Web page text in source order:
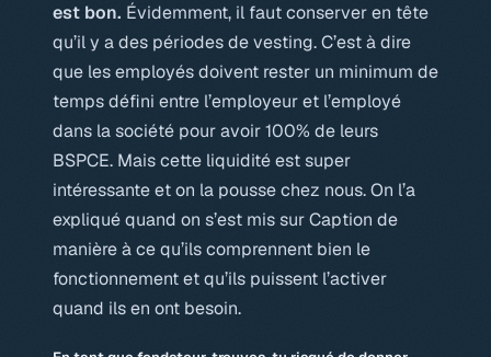
est bon. Évidemment, il faut conserver en tête
qu’il y a des périodes devesting. C’est à dire
que les employés doivent rester un minimum de
temps défini entre l’employeur et l’employé
dans la société pour avoir 100% de leurs
BSPCE. Mais cette liquidité est super
intéressante et on la pousse chez nous. On l’a
expliqué quand on s’est mis sur Caption de
manière à ce qu’ils comprennent bien le
fonctionnement et qu’ils puissent l’activer
quand ils en ont besoin.